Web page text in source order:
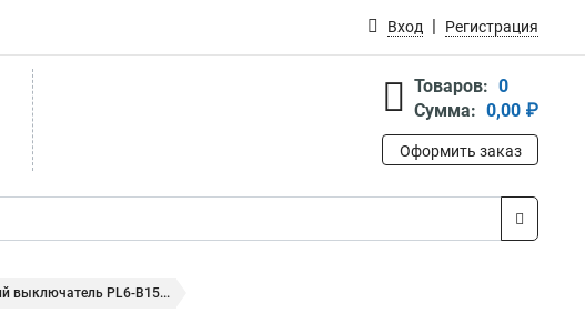
Вход Регистрация
Товаров: 0
Сумма: 0,00 ₽
Оформить заказ
выключатель PL6-B15...